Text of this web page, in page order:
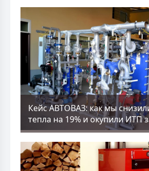
Кейс АВТОВАЗ: как мы
тепла на 19% и окупили ИТП